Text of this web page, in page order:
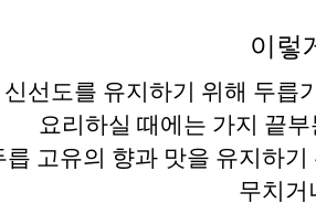
이렇
신선도를 유지하기 위해 두
요리하실 때에는 가지 끝
릅 고유의 향과 맛을 유지하
무치거